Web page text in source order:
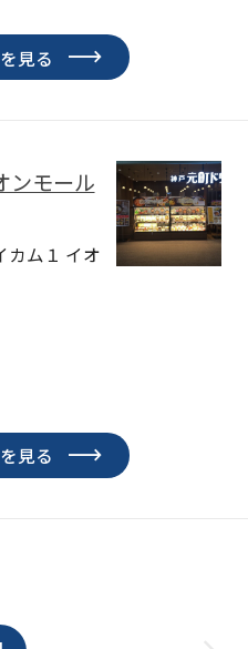
見る
ンモール
カム１ イオ
見る